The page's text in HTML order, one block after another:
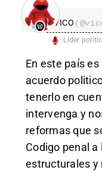
VICO
Líder
En este país
acuerdo
tenerlo en
intervenga y
reformas que
Codigo penal
estructurales y